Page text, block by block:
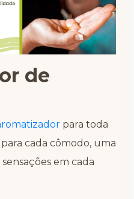
de
para toda
cada cômodo, uma
em cada